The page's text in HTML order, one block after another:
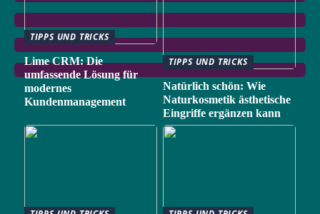
TIPPS UND TRICKS
Lime CRM: Die
umfassende Lösung für
modernes
Kundenmanagement
TIPPS UND TRICKS
Natürlich schön: Wie
Naturkosmetik ästhetische
Eingriffe ergänzen kann